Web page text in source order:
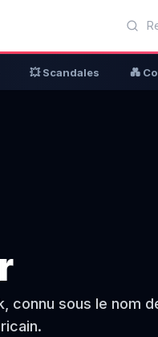
💥 Scandales 💑
connu sous le nom